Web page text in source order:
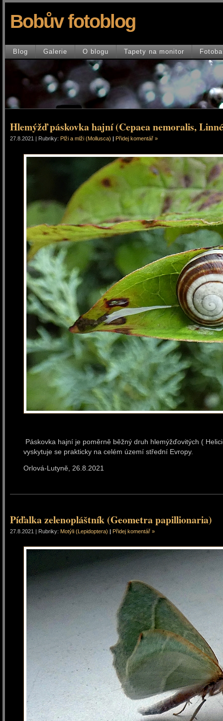
Bobův fotoblog
Blog Galerie O blogu Tapety na monitor
Hlemýžď páskovka hajní (Cepaea nemoralis,
27.8.2021 | Rubriky: Plži a mlži (Mollusca) Přidej komentář »
Páskovka hajní je poměrně běžný druh hlemýžďovitých (
vyskytuje se prakticky na celém území střední Evropy.
Orlová-Lutyně,
Píďalka zelenopláštník (Geometra papillionaria)
27.8.2021 | Rubriky: Motýli (Lepidoptera) | Přidej komentář »